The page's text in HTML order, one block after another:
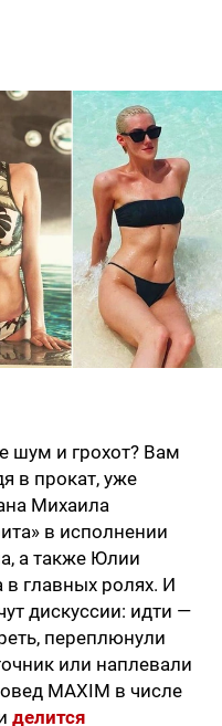
шум и грохот? Вам
в прокат, уже
Михаила
в исполнении
а также Юлии
главных ролях. И
дискуссии: идти —
переплюнули
или наплевали
MAXIM в числе
делится